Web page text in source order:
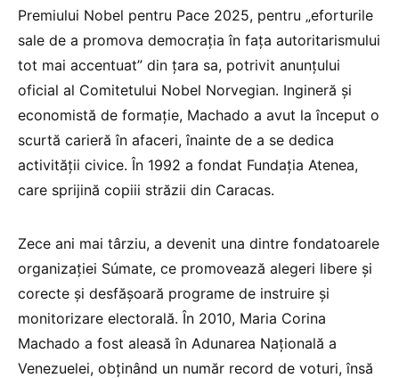
Premiului Nobel pentru Pace 2025, pentru „eforturile
sale de a promova democrația în fața autoritarismului
tot mai accentuat” din țara sa, potrivit anunțului
oficial al Comitetului Nobel Norvegian. Ingineră și
economistă de formație, Machado a avut la început o
scurtă carieră în afaceri, înainte de a se dedica
activității civice. În 1992 a fondat Fundația Atenea,
care sprijină copiii străzii din Caracas.
Zece ani mai târziu, a devenit una dintre fondatoarele
organizației Súmate, ce promovează alegeri libere și
corecte și desfășoară programe de instruire și
monitorizare electorală. În 2010, Maria Corina
Machado a fost aleasă în Adunarea Națională a
Venezuelei, obținând un număr record de voturi, însă